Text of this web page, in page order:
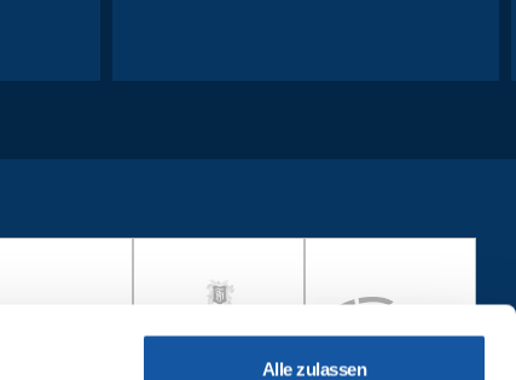
Alle zulassen